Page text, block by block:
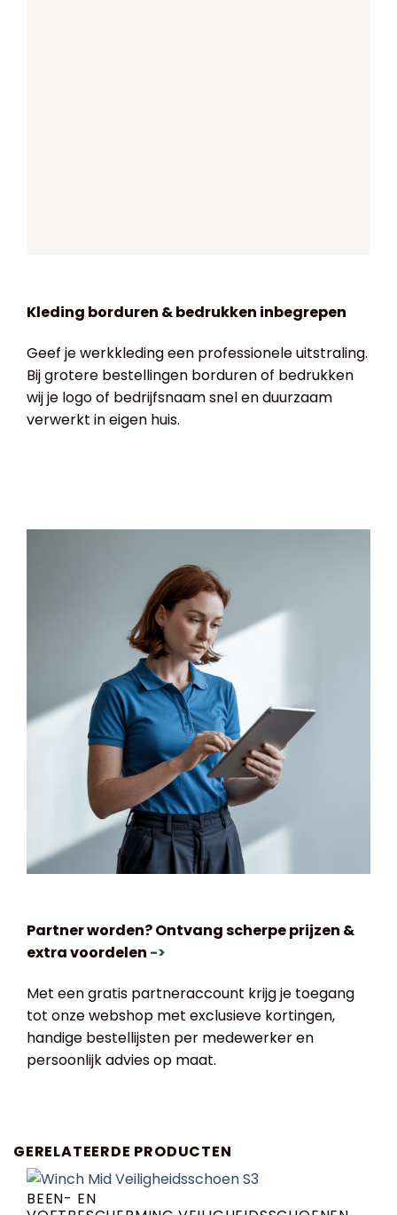
Kleding borduren & bedrukken inbegrepen
Geef je werkkleding een professionele uitstraling.
Bij grotere bestellingen borduren of bedrukken
wij je logo of bedrijfsnaam snel en duurzaam
verwerkt in eigen huis.
Partner worden? Ontvang scherpe prijzen &
extra voordelen ->
Met een gratis partneraccount krijg je toegang
tot onze webshop met exclusieve kortingen,
handige bestellijsten per medewerker en
persoonlijk advies op maat.
GERELATEERDE PRODUCTEN
BEEN- EN